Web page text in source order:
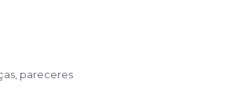
pareceres